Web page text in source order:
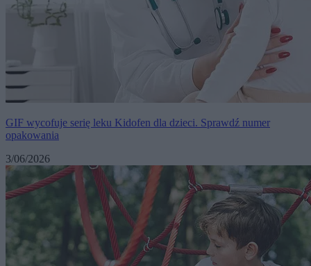
GIF wycofuje serię leku Kidofen dla dzieci. Sprawdź numer
opakowania
3/06/2026